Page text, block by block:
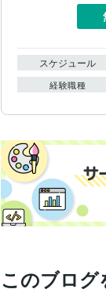
スケジュール
経験職種
このブログ